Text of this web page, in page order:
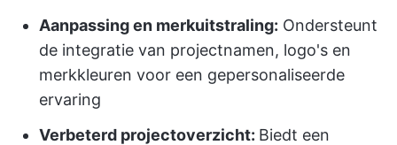
Aanpassing en merkuitstraling: Ondersteunt
de integratie van projectnamen, logo's en
merkkleuren voor een gepersonaliseerde
ervaring
Verbeterd projectoverzicht: Biedt een